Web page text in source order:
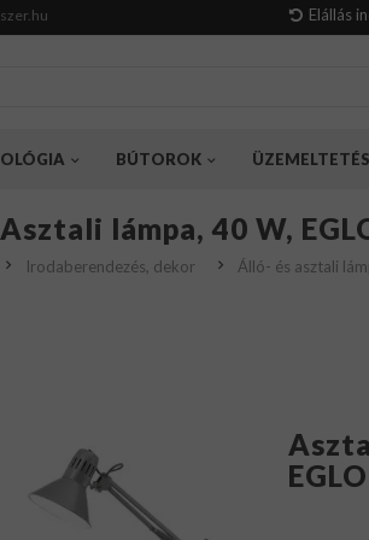
Elállás
BÚTOROK ÜZEMELTETÉS
Asztali lámpa, 40 W,
Irodaberendezés, dekor Álló- és asztali